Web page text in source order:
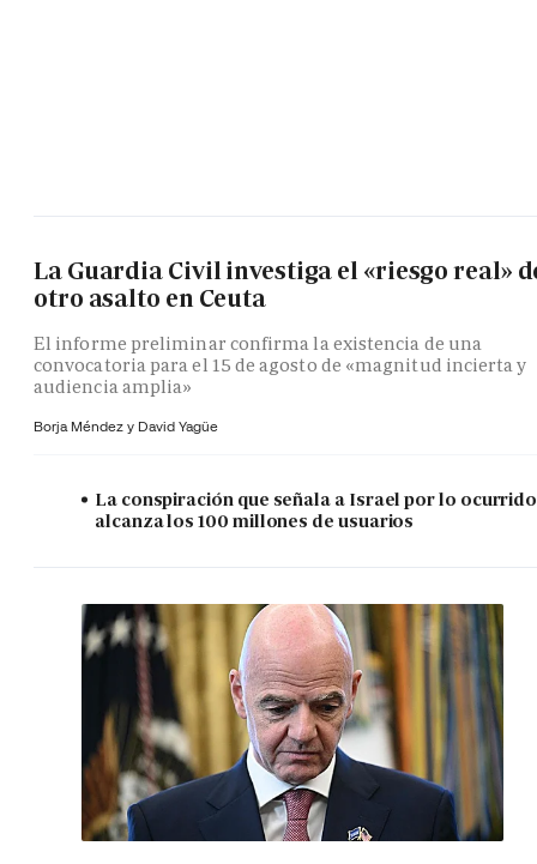
La Guardia Civil investiga el «riesgo real»
otro asalto en Ceuta
El informe preliminar confirma la existencia de una
convocatoria para el 15 de agosto de «magnitud incierta y
audiencia amplia»
Borja Méndez y David Yagüe
La conspiración que señala a Israel por lo ocurrido
alcanza los 100 millones de usuarios